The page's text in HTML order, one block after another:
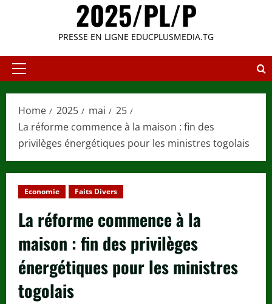
2025/PL/P
PRESSE EN LIGNE EDUCPLUSMEDIA.TG
Primary
Home 2025 mai
25
La réforme commence à la maison : fin des
privilèges énergétiques pour les ministres togolais
Economie Faits Divers
La réforme commence à la
maison : fin des privilèges
énergétiques pour les ministres
togolais